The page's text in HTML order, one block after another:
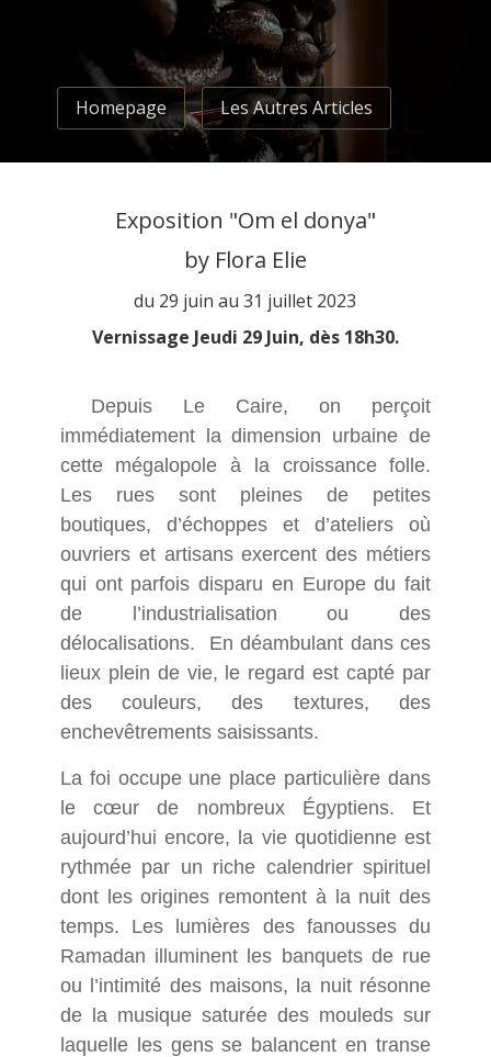
Homepage Les Autres Articles
Exposition "Om el donya"
by Flora Elie
du 29 juin au 31 juillet 2023
Vernissage Jeudi 29 Juin, dès 18h30.
Depuis Le Caire, on perçoit
immédiatement la dimension urbaine de
cette mégalopole à la croissance folle.
Les rues sont pleines de petites
boutiques, d’échoppes et d’ateliers où
ouvriers et artisans exercent des métiers
qui ont parfois disparu en Europe du fait
de l’industrialisation ou des
délocalisations. En déambulant dans ces
lieux plein de vie, le regard est capté par
des couleurs, des textures, des
enchevêtrements saisissants.
La foi occupe une place particulière dans
le cœur de nombreux Égyptiens. Et
aujourd’hui encore, la vie quotidienne est
rythmée par un riche calendrier spirituel
dont les origines remontent à la nuit des
temps. Les lumières des fanousses du
Ramadan illuminent les banquets de rue
ou l’intimité des maisons, la nuit résonne
de la musique saturée des mouleds sur
laquelle les gens se balancent en transe